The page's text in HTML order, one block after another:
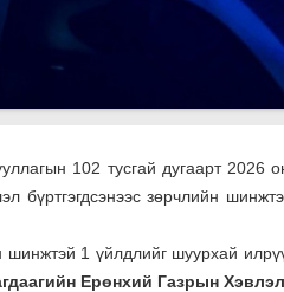
102 тусгай дугаарт
бүртгэгдсэнээс зөрчлийн
шинжтэй 1 үйлдлийг шуурхай
Ерөнхий Газрын